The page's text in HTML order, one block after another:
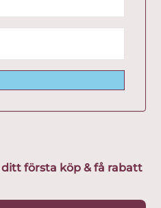
första köp & få rabatt